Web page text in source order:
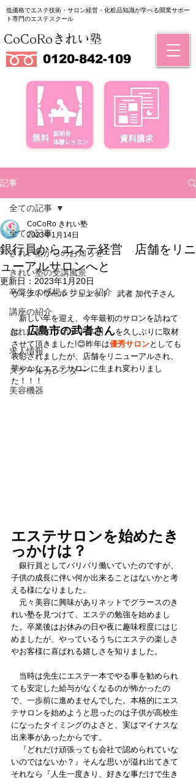
低価格でエステ技術・サロン経営・化粧品知識が学べる​開業サポー
ト専門のエステスクール
0120-842-109
CoCoRoきれい塾
記事
全ての記事
きれい塾からのお知らせ
きれい塾の受講風景
卒業生の感想＆サロン紹介
講座の紹介
きれい塾のサポート体制
求人情報
スクールカレンダー
美容機器
全ての記事
銀行員からエステ経営 店舗をリニ
ューアルサロンへと
CoCoRo きれい塾
2023年1月14日
更新日： 2023年1月20日
ヴィクトワール シュエット　武者 加代子さん
新しい年を迎え、今年最初のサロンを訪ねて
は、広島市の武者さんを久しぶりに取材
させて頂きました!😊昨年は優秀サロンとしても
表彰されましたが、店舗をリニューアルされ、
華やかなエステサロンに生まれ変わりまし
た！！！
エステサロンを始めたき
っかけは？
銀行員としてバリバリ働いていたのですが、
子供の成長に伴い何か出来ることはないかと考
える様になりました。
元々美容に興味がありネットでグラースのき
れい塾を見つけて、エステの勉強を始めまし
た。卒業後はお休みの日や夜に趣味程度にはじ
めましたが、やっているうちにエステの楽しさ
やお客様に喜ばれる嬉しさを知りました。
当時は先生にエステ一本でやる事を勧められ
ても安定した給与がなくなるのが怖かったの
で、一歩前に進めませんでした。本格的にエス
テサロンを始めようと思ったのは子供が高校生
になったタイミングのよさと、実はマイナスな
出来事があったからです。
『どれだけ頑張っても会社で認められていな
いのではないか？』そんな思いが溢れ出てきて
それなら『人生一度きり、好きな事だけで生き